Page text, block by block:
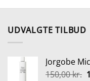
149,95
kr..
UDVALGTE TILBUD
Jorgobe
150,00kr.